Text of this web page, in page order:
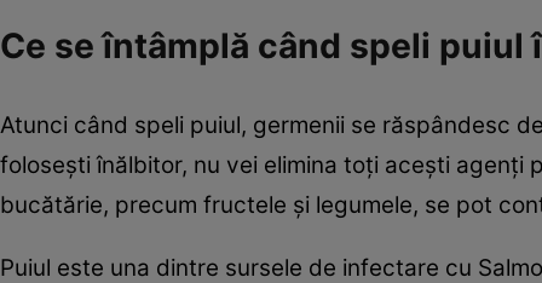
Ce se întâmplă când speli puiul
Atunci când speli puiul, germenii se răspândesc
folosești înălbitor, nu vei elimina toți acești agenți
bucătărie, precum fructele și legumele, se pot
Puiul este una dintre sursele de infectare cu